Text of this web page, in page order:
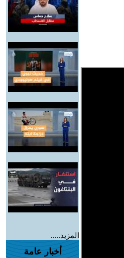
المزيد.....
أخبار عامة